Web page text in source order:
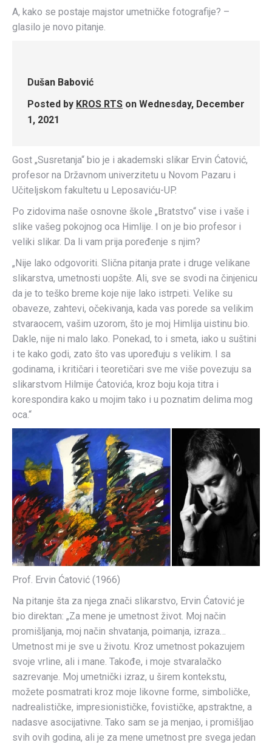
A, kako se postaje majstor umetničke fotografije? –
glasilo je novo pitanje.
Dušan Babović
Posted by KROS RTS on Wednesday, December
1, 2021
Gost „Susretanja“ bio je i akademski slikar Ervin Ćatović,
profesor na Državnom univerzitetu u Novom Pazaru i
Učiteljskom fakultetu u Leposaviću-UP.
Po zidovima naše osnovne škole „Bratstvo“ vise i vaše i
slike vašeg pokojnog oca Himlije. I on je bio profesor i
veliki slikar. Da li vam prija poređenje s njim?
„Nije lako odgovoriti. Slična pitanja prate i druge velikane
slikarstva, umetnosti uopšte. Ali, sve se svodi na činjenicu
da je to teško breme koje nije lako istrpeti. Velike su
obaveze, zahtevi, očekivanja, kada vas porede sa velikim
stvaraocem, vašim uzorom, što je moj Himlija uistinu bio.
Dakle, nije ni malo lako. Ponekad, to i smeta, iako u suštini
i te kako godi, zato što vas upoređuju s velikim. I sa
godinama, i kritičari i teoretičari sve me više povezuju sa
slikarstvom Hilmije Ćatovića, kroz boju koja titra i
korespondira kako u mojim tako i u poznatim delima mog
oca.“
Prof. Ervin Ćatović (1966)
Na pitanje šta za njega znači slikarstvo, Ervin Ćatović je
bio direktan: „Za mene je umetnost život. Moj način
promišljanja, moj način shvatanja, poimanja, izraza…
Umetnost mi je sve u životu. Kroz umetnost pokazujem
svoje vrline, ali i mane. Takođe, i moje stvaralačko
sazrevanje. Moj umetnički izraz, u širem kontekstu,
možete posmatrati kroz moje likovne forme, simboličke,
nadrealističke, impresionističke, fovističke, apstraktne, a
nadasve asocijativne. Tako sam se ja menjao, i promišljao
svih ovih godina, ali je za mene umetnost pre svega jedan